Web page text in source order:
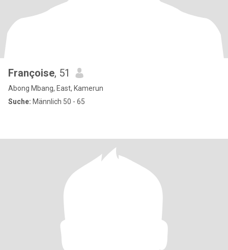
Françoise, 51
Abong Mbang, East, Kamerun
Suche: Männlich 50 - 65